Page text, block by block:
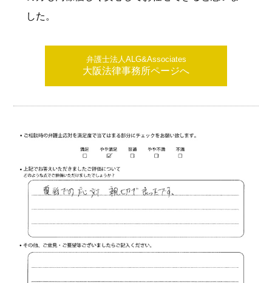
した。
弁護士法人ALG&Associates
大阪法律事務所ページへ